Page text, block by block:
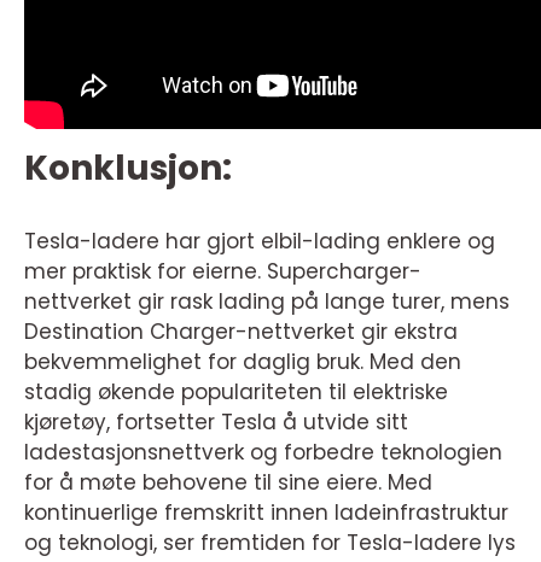
Konklusjon:
Tesla-ladere har gjort elbil-lading enklere og
mer praktisk for eierne. Supercharger-
nettverket gir rask lading på lange turer, mens
Destination Charger-nettverket gir ekstra
bekvemmelighet for daglig bruk. Med den
stadig økende populariteten til elektriske
kjøretøy, fortsetter Tesla å utvide sitt
ladestasjonsnettverk og forbedre teknologien
for å møte behovene til sine eiere. Med
kontinuerlige fremskritt innen ladeinfrastruktur
og teknologi, ser fremtiden for Tesla-ladere lys